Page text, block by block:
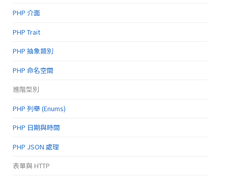
PHP 介面
PHP Trait
PHP 抽象類別
PHP 命名空間
進階型別
PHP 列舉 (Enums)
PHP 日期與時間
PHP JSON 處理
表單與 HTTP